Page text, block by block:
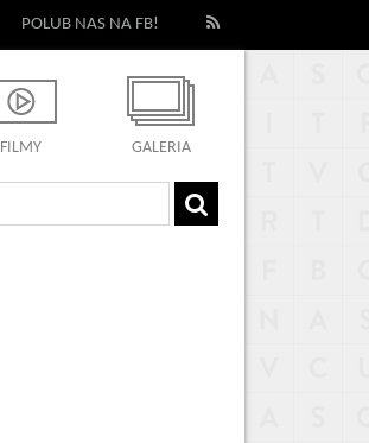
POLUB NAS NA FB!
FILMY GALERIA